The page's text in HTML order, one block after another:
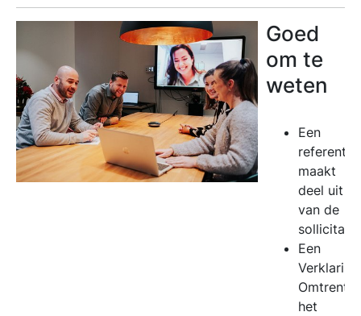
Goed
om te
weten
Een
maakt
deel uit
van de
Een
Verklaring
Omtrent
het